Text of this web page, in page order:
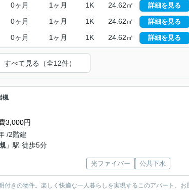
0ヶ月 1ヶ月 1K 24.62㎡ 詳細を見る
0ヶ月 1ヶ月 1K 24.62㎡ 詳細を見る
0ヶ月 1ヶ月 1K 24.62㎡ 詳細を見る
すべて見る（全12件）
槻
3,000円
/2階建
」駅 徒歩5分
光ファイバー 公共下水
きの物件。楽しく快適な一人暮らしを実現するこのアパート。お